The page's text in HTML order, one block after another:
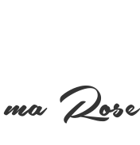
Rose